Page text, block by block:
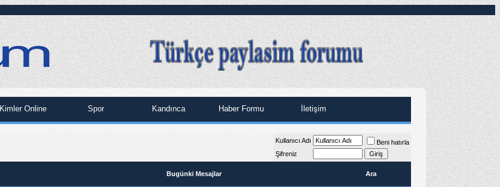
Kimler Online Spor Kandınca Haber Formu İletişim
Kullanıcı Adı
Beni hatırla
Şifreniz
Bugünki Mesajlar Ara